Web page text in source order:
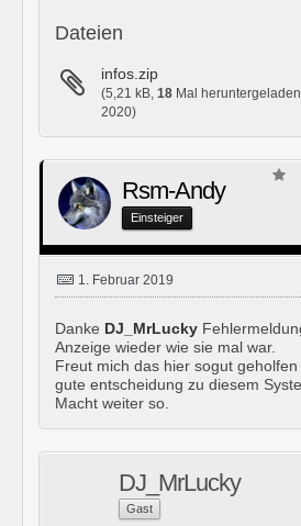
Dateien
infos.zip
(5,21 kB, 18 Mal
2020)
Rsm-Andy
Einsteiger
1. Februar 2019
Danke DJ_MrLucky
Anzeige wieder wie sie mal war.
Freut mich das hier sogut
gute entscheidung zu diesem
Macht weiter so.
DJ_MrLucky
Gast